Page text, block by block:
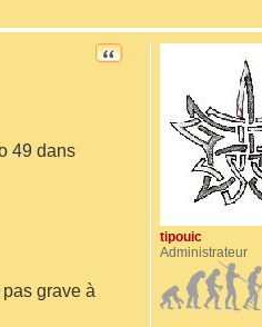
tipouic
Administrateur
CITATION
49 dans
grave à